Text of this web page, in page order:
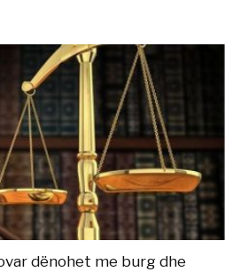
dënohet me burg dhe